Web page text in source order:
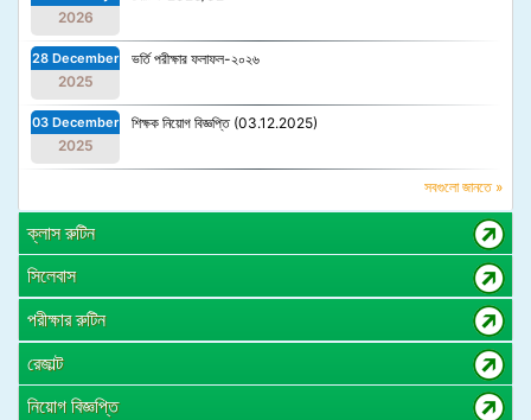
2026
28 December
2025
ভর্তি পরীক্ষার ফলাফল-২০২৬
03 December
2025
শিক্ষক নিয়োগ বিজ্ঞপ্তি (03.12.2025)
সবগুলো জানতে »
ক্লাস রুটিন
সিলেবাস
পরীক্ষার রুটিন
রেজাল্ট
নিয়োগ বিজ্ঞপ্তি